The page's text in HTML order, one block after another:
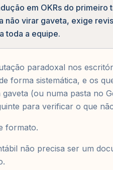
em OKRs do primeiro
não virar gaveta, exige
toda a equipe.
paradoxal nos
forma sistemática, e os
(ou numa pasta no
para verificar o que
formato.
não precisa ser um